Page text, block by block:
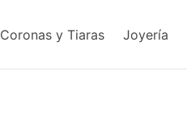
Coronas y Tiaras Joyería